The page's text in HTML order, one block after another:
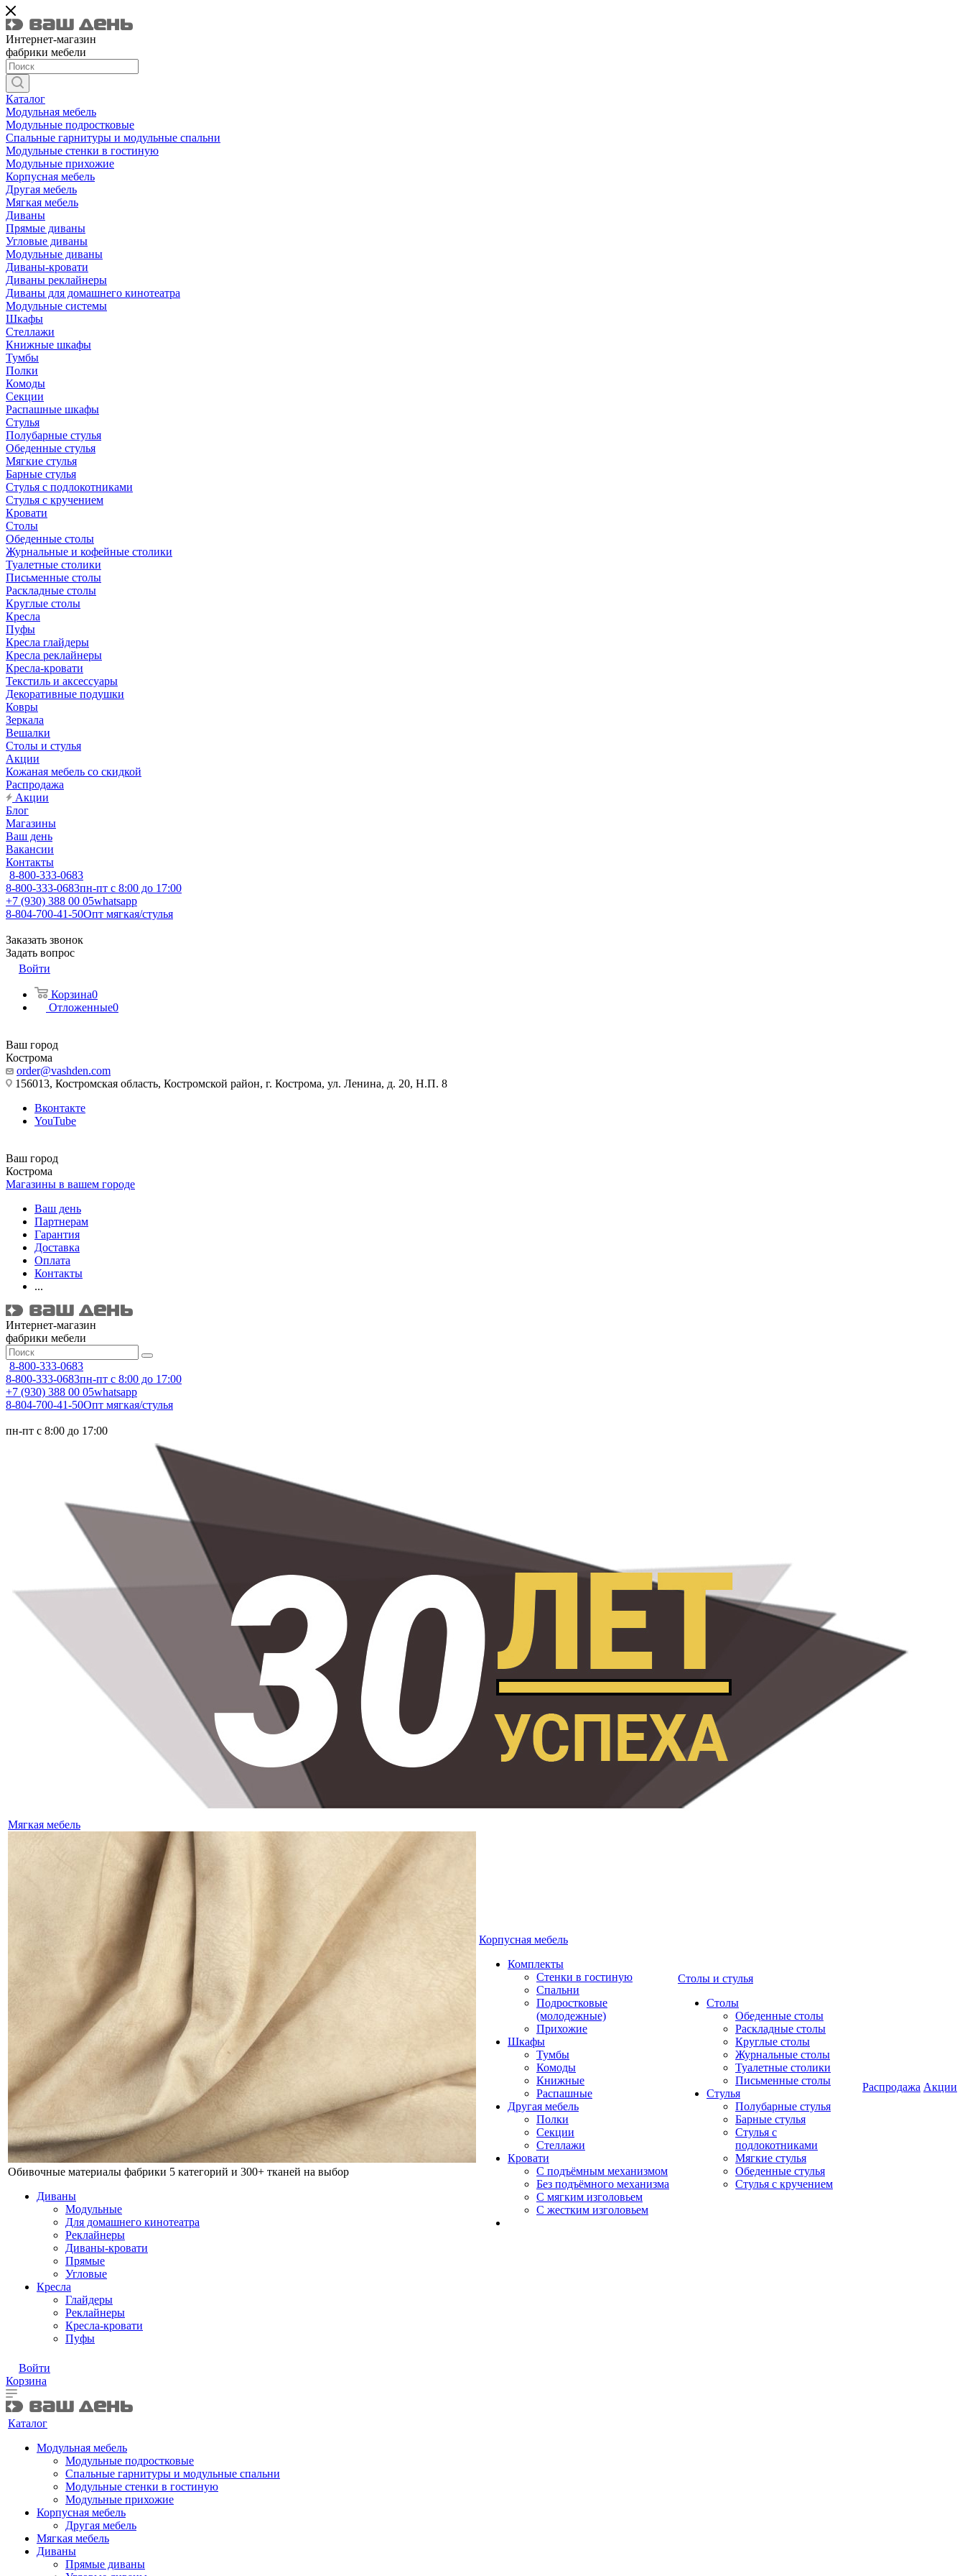
Интернет-магазин
фабрики мебели
Каталог
Модульная мебель
Модульные подростковые
Спальные гарнитуры и модульные спальни
Модульные стенки в гостиную
Модульные прихожие
Корпусная мебель
Другая мебель
Мягкая мебель
Диваны
Прямые диваны
Угловые диваны
Модульные диваны
Диваны-кровати
Диваны реклайнеры
Диваны для домашнего кинотеатра
Модульные системы
Шкафы
Стеллажи
Книжные шкафы
Тумбы
Полки
Комоды
Секции
Распашные шкафы
Стулья
Полубарные стулья
Обеденные стулья
Мягкие стулья
Барные стулья
Стулья с подлокотниками
Стулья с кручением
Кровати
Столы
Обеденные столы
Журнальные и кофейные столики
Туалетные столики
Письменные столы
Раскладные столы
Круглые столы
Кресла
Пуфы
Кресла глайдеры
Кресла реклайнеры
Кресла-кровати
Текстиль и аксессуары
Декоративные подушки
Ковры
Зеркала
Вешалки
Столы и стулья
Акции
Кожаная мебель со скидкой
Распродажа
Акции
Блог
Магазины
Ваш день
Вакансии
Контакты
8-800-333-0683
8-800-333-0683пн-пт с 8:00 до 17:00
+7 (930) 388 00 05whatsapp
8-804-700-41-50Опт мягкая/стулья
Заказать звонок
Задать вопрос
Войти
Корзина0
Отложенные0
Ваш город
Кострома
order@vashden.com
156013, Костромская область, Костромской район, г. Кострома, ул. Ленина, д. 20, Н.П. 8
Вконтакте
YouTube
Ваш город
Кострома
Магазины в вашем городе
Ваш день
Партнерам
Гарантия
Доставка
Оплата
Контакты
...
Интернет-магазин
фабрики мебели
8-800-333-0683
8-800-333-0683пн-пт с 8:00 до 17:00
+7 (930) 388 00 05whatsapp
8-804-700-41-50Опт мягкая/стулья
пн-пт с 8:00 до 17:00
Мягкая мебель
Обивочные материалы фабрики 5 категорий и 300+ тканей на выбор
Диваны
Модульные
Для домашнего кинотеатра
Реклайнеры
Диваны-кровати
Прямые
Угловые
Кресла
Глайдеры
Реклайнеры
Кресла-кровати
Пуфы
Корпусная мебель
Комплекты
Стенки в гостиную
Спальни
Подростковые
(молодежные)
Прихожие
Шкафы
Тумбы
Комоды
Книжные
Распашные
Другая мебель
Полки
Секции
Стеллажи
Кровати
С подъёмным механизмом
Без подъёмного механизма
С мягким изголовьем
С жестким изголовьем
Столы и стулья
Столы
Обеденные столы
Раскладные столы
Круглые столы
Журнальные столы
Туалетные столики
Письменные столы
Стулья
Полубарные стулья
Барные стулья
Стулья с
подлокотниками
Мягкие стулья
Обеденные стулья
Стулья с кручением
Распродажа Акции
Войти
Корзина
Каталог
Модульная мебель
Модульные подростковые
Спальные гарнитуры и модульные спальни
Модульные стенки в гостиную
Модульные прихожие
Корпусная мебель
Другая мебель
Мягкая мебель
Диваны
Прямые диваны